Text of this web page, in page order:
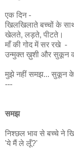
एक दिन -
खिलखिलाते बच्चों के
खेलते, लड़ते, पीटते।
माँ की गोद में सर रखे -
उन्मुक्त ख़ुशी और सुकून
मुझे नहीं समझ... सुकून के
---
समझ
निश्छल भाव से बच्चे ने
'ये मैं ले लूँ?'